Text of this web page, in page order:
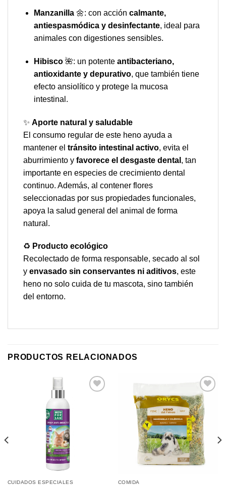
Manzanilla🌼: con acción calmante,
antiespasmódica y desinfectante, ideal para
animales con digestiones sensibles.
Hibisco🌺: un potente antibacteriano,
antioxidante y depurativo, que también tiene
efecto ansiolítico y protege la mucosa
intestinal.
✨ Aporte natural y saludable
El consumo regular de este heno ayuda a
mantener el tránsito intestinal activo, evita el
aburrimiento y favorece el desgaste dental , tan
importante en especies de crecimiento dental
continuo. Además, al contener flores
seleccionadas por sus propiedades funcionales,
apoya la salud general del animal de forma
natural.
♻️ Producto ecológico
Recolectado de forma responsable, secado al sol
y envasado sin conservantes ni aditivos, este
heno no solo cuida de tu mascota, sino también
del entorno.
PRODUCTOS RELACIONADOS
CUIDADOS ESPECIALES
Añadir
a mi
lista de
los
deseos
COMIDA